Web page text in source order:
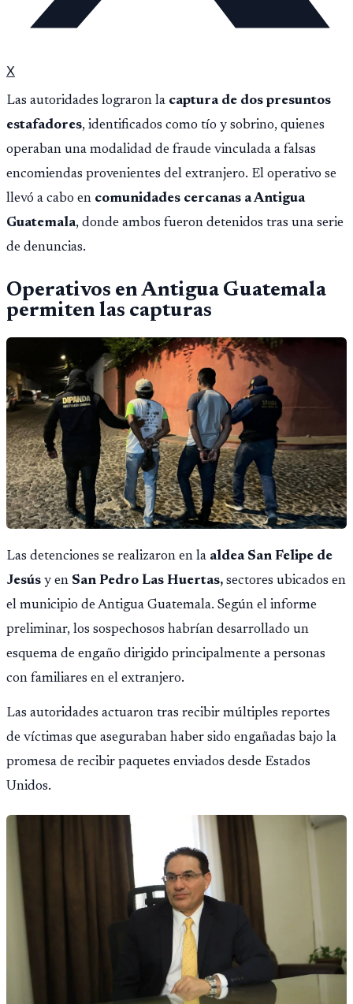
X
Las autoridades lograron la captura de dos presuntos
estafadores, identificados como tío y sobrino, quienes
operaban una modalidad de fraude vinculada a falsas
encomiendas provenientes del extranjero. El operativo se
llevó a cabo en comunidades cercanas a Antigua
Guatemala, donde ambos fueron detenidos tras una serie
de denuncias.
Operativos en Antigua Guatemala
permiten las capturas
Las detenciones se realizaron en la aldea San Felipe de
Jesús y en San Pedro Las Huertas, sectores ubicados en
el municipio de Antigua Guatemala. Según el informe
preliminar, los sospechosos habrían desarrollado un
esquema de engaño dirigido principalmente a personas
con familiares en el extranjero.
Las autoridades actuaron tras recibir múltiples reportes
de víctimas que aseguraban haber sido engañadas bajo la
promesa de recibir paquetes enviados desde Estados
Unidos.